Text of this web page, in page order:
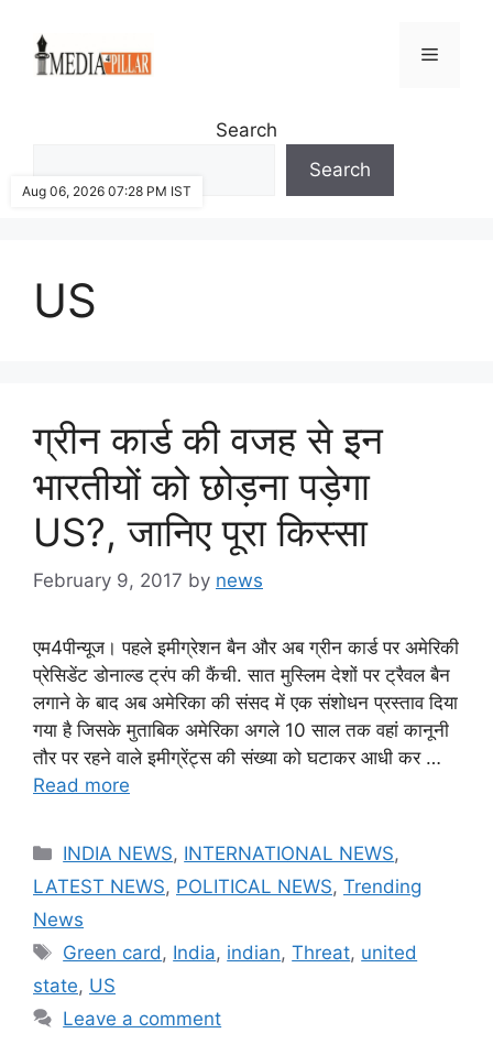
content
Menu
Search
Search
US
ग्रीन कार्ड की वजह से इन
भारतीयों को छोड़ना पड़ेगा
US?, जानिए पूरा किस्सा
February 9, 2017 by news
एम4पीन्यूज। पहले इमीग्रेशन बैन और अब ग्रीन कार्ड पर अमेरिकी
प्रेसिडेंट डोनाल्ड ट्रंप की कैंची. सात मुस्लिम देशों पर ट्रैवल बैन
लगाने के बाद अब अमेरिका की संसद में एक संशोधन प्रस्ताव दिया
गया है जिसके मुताबिक अमेरिका अगले 10 साल तक वहां कानूनी
तौर पर रहने वाले इमीग्रेंट्स की संख्या को घटाकर आधी कर …
Read more
Categories
INDIA NEWS, INTERNATIONAL NEWS,
LATEST NEWS, POLITICAL NEWS, Trending
News
Tags
Green card, India, indian,Threat, united
state, US
Leave a comment
Aug 06, 2026 07:28 PM IST